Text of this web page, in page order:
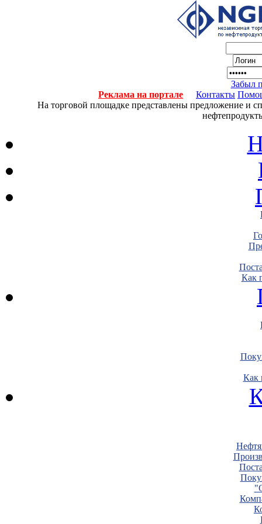
Забыл
Реклама на портале
Контакты
На торговой площадке представлены предложение и
Как
Как